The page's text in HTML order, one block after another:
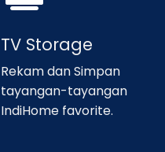
TV Storage
Rekam dan Simpan
tayangan-tayangan
IndiHome favorite.